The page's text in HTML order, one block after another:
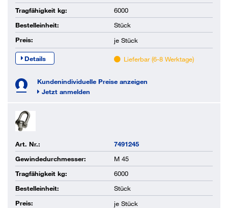
Tragfähigkeit kg:
6000
Bestelleinheit:
Stück
Preis:
je Stück
Details Lieferbar (6-8 Werktage)
Kundenindividuelle Preise anzeigen
Jetzt anmelden
Art. Nr.:
7491245
Gewindedurchmesser:
M 45
Tragfähigkeit kg:
6000
Bestelleinheit:
Stück
Preis:
je Stück